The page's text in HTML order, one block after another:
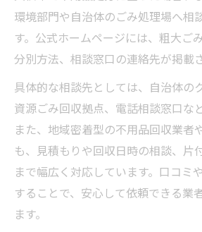
環境部門や自治体のごみ処理場へ相
す。公式ホームページには、粗大ご
分別方法、相談窓口の連絡先が掲載
具体的な相談先としては、自治体の
資源ごみ回収拠点、電話相談窓口な
また、地域密着型の不用品回収業者
も、見積もりや回収日時の相談、片
まで幅広く対応しています。口コミ
することで、安心して依頼できる業
ます。